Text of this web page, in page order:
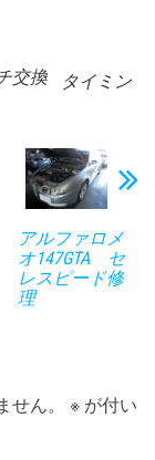
交換
タイミン
アルファロメ
オ147GTA セ
レスピード修
理
ん。 ※ が付い